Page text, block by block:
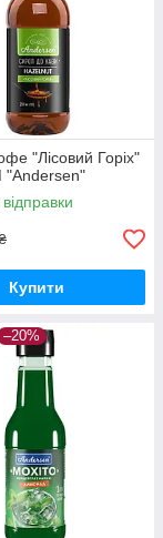
"Лісовий Горіх"
Купити
–20%